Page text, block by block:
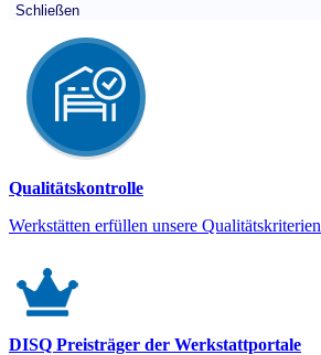
Schließen
Qualitätskontrolle
Werkstätten erfüllen unsere Qualitätskriterien
DISQ Preisträger der Werkstattportale